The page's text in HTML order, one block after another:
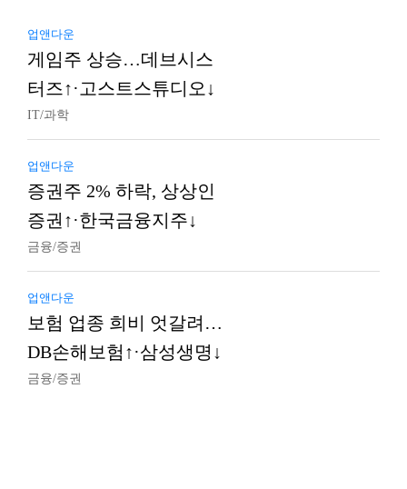
업앤다운
게임주 상승…데브시스
터즈↑·고스트스튜디오↓
IT/과학
업앤다운
증권주 2% 하락, 상상인
증권↑·한국금융지주↓
금융/증권
업앤다운
보험 업종 희비 엇갈려…
DB손해보험↑·삼성생명↓
금융/증권